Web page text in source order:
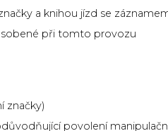
a knihou jízd se
při tomto provozu
značky)
povolení